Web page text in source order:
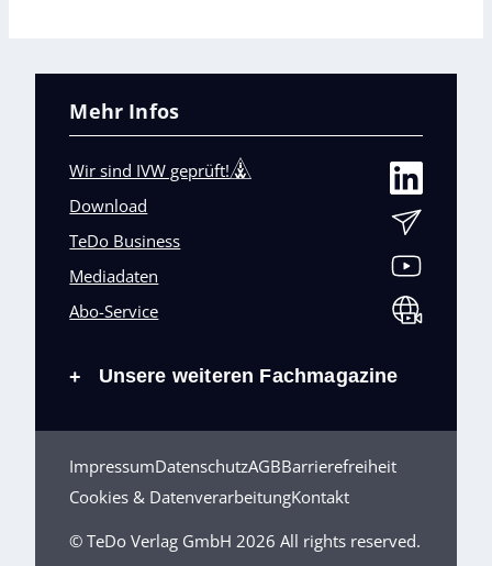
Mehr Infos
Wir sind IVW geprüft!
Download
TeDo Business
Mediadaten
Abo-Service
+ Unsere weiteren Fachmagazine
ImpressumDatenschutzAGBBarrierefreiheit
Cookies & DatenverarbeitungKontakt
© TeDo Verlag GmbH 2026 All rights reserved.